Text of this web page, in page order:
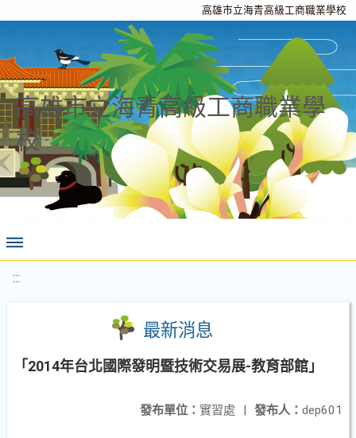
高雄市立海青高級工商職業學校
高雄市立海青高級工商職業學
校
:::
最新消息
「2014年台北國際發明暨技術交易展-教育部館」
發布人： dep601
發布單位： 實習處 |